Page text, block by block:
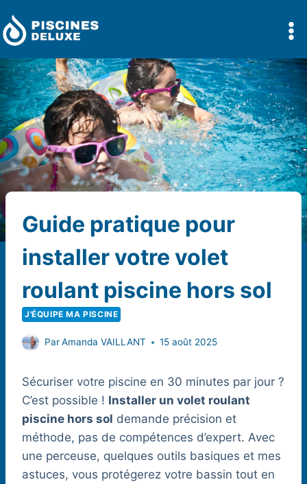
au
contenu
Guide pratique pour
installer votre volet
roulant piscine hors sol
J'ÉQUIPE MA PISCINE
ParAmanda VAILLANT 15 août 2025
Sécuriser votre piscine en 30 minutes par jour ?
C’est possible ! Installer un volet roulant
piscine hors sol demande précision et
méthode, pas de compétences d’expert. Avec
une perceuse, quelques outils basiques et mes
astuces, vous protégerez votre bassin tout en